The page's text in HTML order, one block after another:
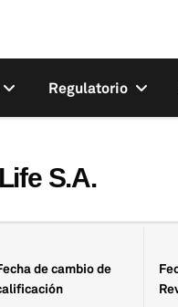
Regulatorio
S.A.
de cambio de